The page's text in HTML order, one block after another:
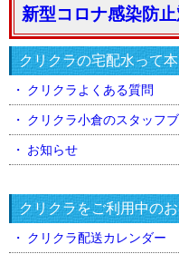
新型コロナ感染防
クリクラの宅配水って
クリクラよくある質問
クリクラ小倉のスタッフ
お知らせ
クリクラをご利用中の
クリクラ配送カレンダー